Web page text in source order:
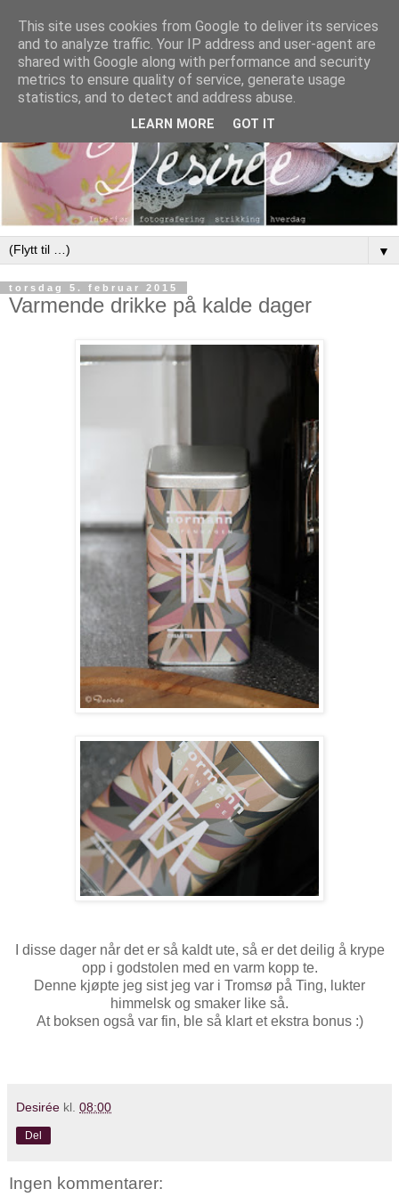
▼
torsdag 5. februar 2015
Varmende drikke på kalde dager
I disse dager når det er så kaldt ute, så er det deilig å krype
opp i godstolen med en varm kopp te.
Denne kjøpte jeg sist jeg var i Tromsø på Ting, lukter
himmelsk og smaker like så.
At boksen også var fin, ble så klart et ekstra bonus :)
Desirée kl. 08:00
Del
Ingen kommentarer:
This site uses cookies from Google to deliver its services
and to analyze traffic. Your IP address and user-agent are
shared with Google along with performance and security
metrics to ensure quality of service, generate usage
statistics, and to detect and address abuse.
LEARN MORE GOT IT